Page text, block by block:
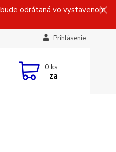
odrátaná vo vystavenom
Prihlásenie
0 ks
za